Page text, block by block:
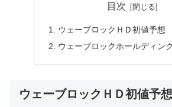
目次
ウェーブロックＨＤ初値予想
ウェーブロックホールディン
ウェーブロックＨＤ初値予想